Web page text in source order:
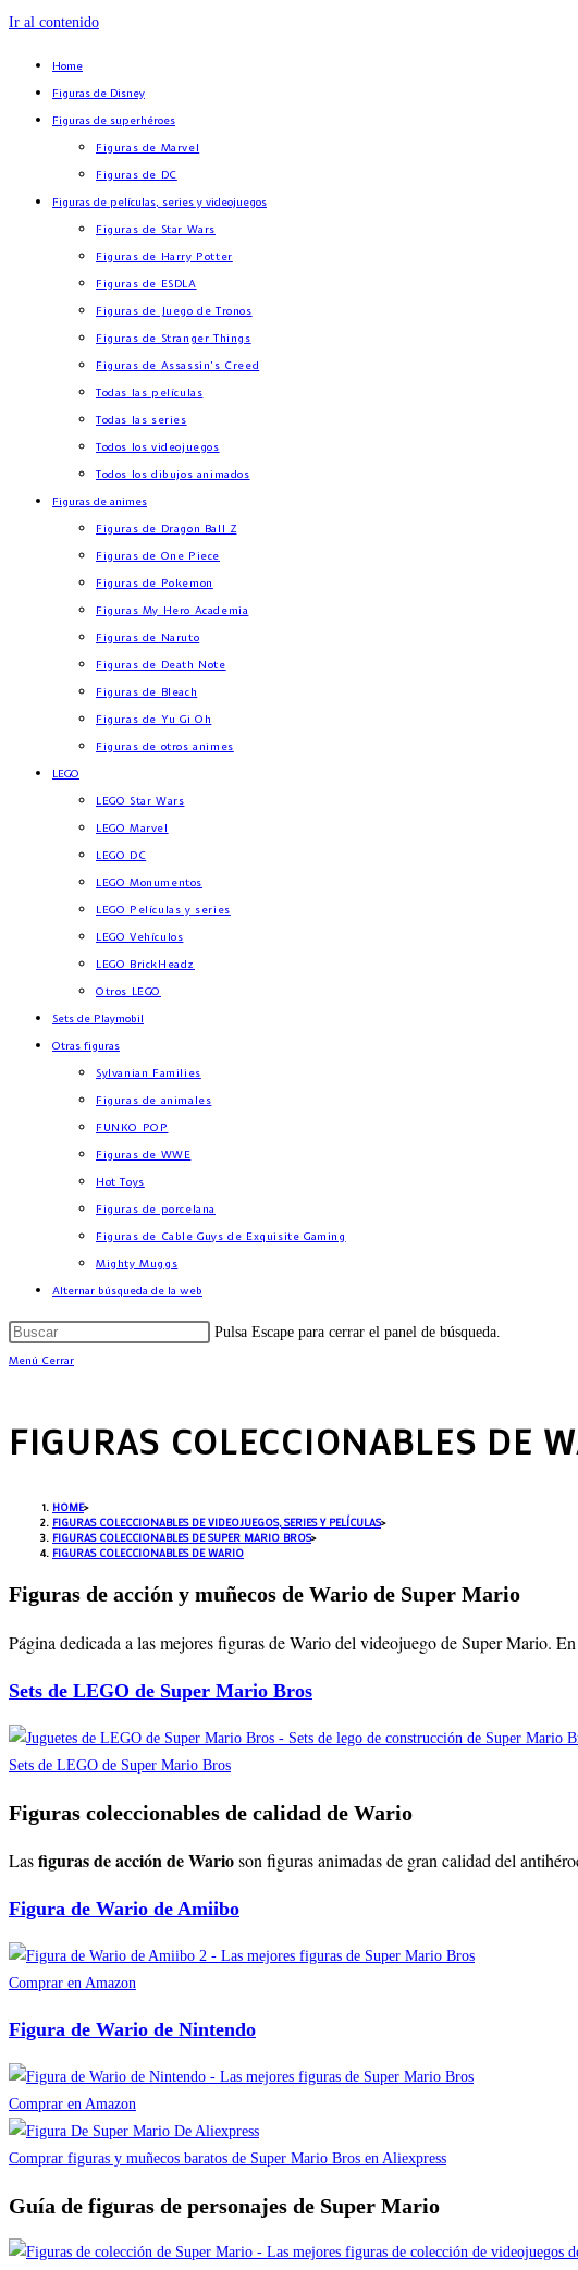
Ir al contenido
Home
Figuras de Disney
Figuras de superhéroes
Figuras de Marvel
Figuras de DC
Figuras de películas, series y videojuegos
Figuras de Star Wars
Figuras de Harry Potter
Figuras de ESDLA
Figuras de Juego de Tronos
Figuras de Stranger Things
Figuras de Assassin’s Creed
Todas las películas
Todas las series
Todos los videojuegos
Todos los dibujos animados
Figuras de animes
Figuras de Dragon Ball Z
Figuras de One Piece
Figuras de Pokemon
Figuras My Hero Academia
Figuras de Naruto
Figuras de Death Note
Figuras de Bleach
Figuras de Yu Gi Oh
Figuras de otros animes
LEGO
LEGO Star Wars
LEGO Marvel
LEGO DC
LEGO Monumentos
LEGO Películas y series
LEGO Vehículos
LEGO BrickHeadz
Otros LEGO
Sets de Playmobil
Otras figuras
Sylvanian Families
Figuras de animales
FUNKO POP
Figuras de WWE
Hot Toys
Figuras de porcelana
Figuras de Cable Guys de Exquisite Gaming
Mighty Muggs
Alternar búsqueda de la web
Pulsa Escape para cerrar el panel de búsqueda.
Menú Cerrar
FIGURAS COLECCIONABLES DE
HOME>
FIGURAS COLECCIONABLES DE VIDEOJUEGOS, SERIES Y PELÍCULAS>
FIGURAS COLECCIONABLES DE SUPER MARIO BROS>
FIGURAS COLECCIONABLES DE WARIO
Figuras de acción y muñecos de Wario de Super Mario
Página dedicada a las mejores figuras de Wario del videojuego de Super Mario.
Sets de LEGO de Super Mario Bros
Sets de LEGO de Super Mario Bros
Figuras coleccionables de calidad de Wario
Lasfiguras de acción deWarioson figuras animadas de gran calidad del
Figura de Wario de Amiibo
Comprar en Amazon
Figura de Wario de Nintendo
Comprar en Amazon
Comprar figuras y muñecos baratos de Super Mario Bros en Aliexpress
Guía de figuras de personajes de Super Mario